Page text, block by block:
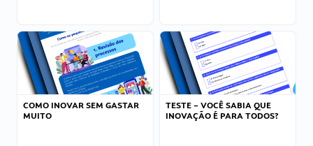
COMO INOVAR SEM GASTAR
MUITO
TESTE – VOCÊ SABIA QUE
INOVAÇÃO É PARA TODOS?